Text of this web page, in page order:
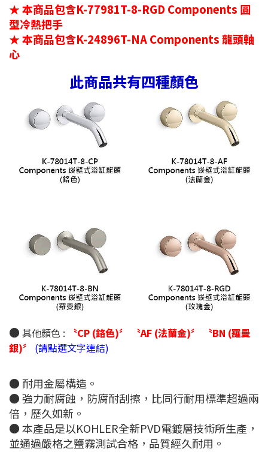
★ 本商品包含K-77981T-8-RGD Components 圓
型冷熱把手
★ 本商品包含K-24896T-NA Components 龍頭軸
心
此商品共有四種顏色
● 其他顏色 : 〝CP (鉻色)〞 〝AF (法蘭金)〞
〝BN (羅曼
銀)〞
(請點選文字連結)
● 耐用金屬構造。
● 強力耐腐蝕，防腐耐刮擦，比同行耐用標準超過兩
倍，歷久如新。
● 本產品是以KOHLER全新PVD電鍍層技術所生產，
並通過嚴格之鹽霧測試合格，品質經久耐用。